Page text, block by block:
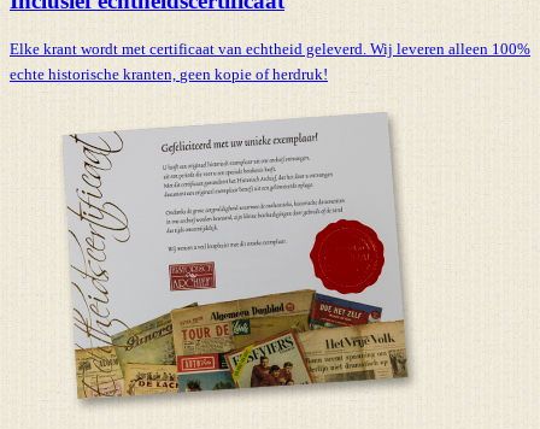
Elke krant wordt met certificaat van echtheid geleverd. Wij leveren alleen 100%
echte historische kranten, geen kopie of herdruk!